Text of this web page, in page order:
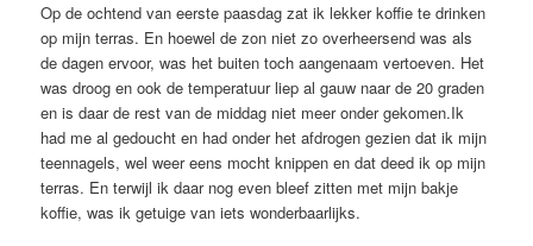
Op de ochtend van eerste paasdag zat ik lekker koffie te drinken
op mijn terras. En hoewel de zon niet zo overheersend was als
de dagen ervoor, was het buiten toch aangenaam vertoeven. Het
was droog en ook de temperatuur liep al gauw naar de 20 graden
en is daar de rest van de middag niet meer onder gekomen.Ik
had me al gedoucht en had onder het afdrogen gezien dat ik mijn
teennagels, wel weer eens mocht knippen en dat deed ik op mijn
terras. En terwijl ik daar nog even bleef zitten met mijn bakje
koffie, was ik getuige van iets wonderbaarlijks.